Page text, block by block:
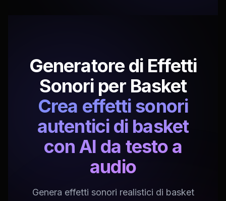
Generatore di Effetti
Sonori per Basket
Crea effetti sonori
autentici di basket
con AI da testo a
audio
Genera effetti sonori realistici di basket